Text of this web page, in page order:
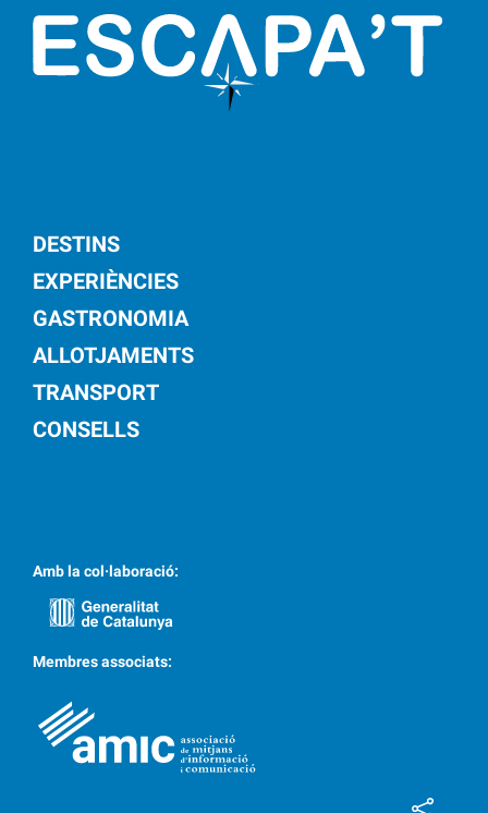
DESTINS
EXPERIÈNCIES
GASTRONOMIA
ALLOTJAMENTS
TRANSPORT
CONSELLS
Amb la col·laboració:
Membres associats: